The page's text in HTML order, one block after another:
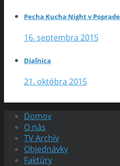
Pecha Kucha Night v Poprade
16. septembra 2015
Diaľnica
21. októbra 2015
Domov
O nás
TV Archív
Objednávky
Faktúry